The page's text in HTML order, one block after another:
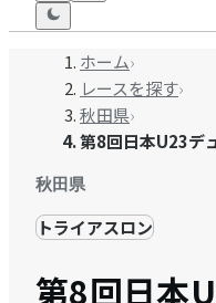
ホーム›
レースを探す›
秋田県›
第8回日本U23デ
秋田県
トライアスロン
第8回日本